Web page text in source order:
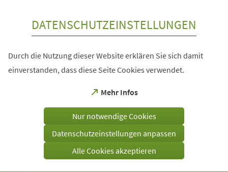
DATENSCHUTZEINSTELLUNGEN
Durch die Nutzung dieser Website erklären Sie sich damit
einverstanden, dass diese Seite Cookies verwendet.
Mehr Infos
(Öffnet
einem
Tab)
Nur notwendige Cookies
Datenschutzeinstellungen anpassen
Alle Cookies akzeptieren